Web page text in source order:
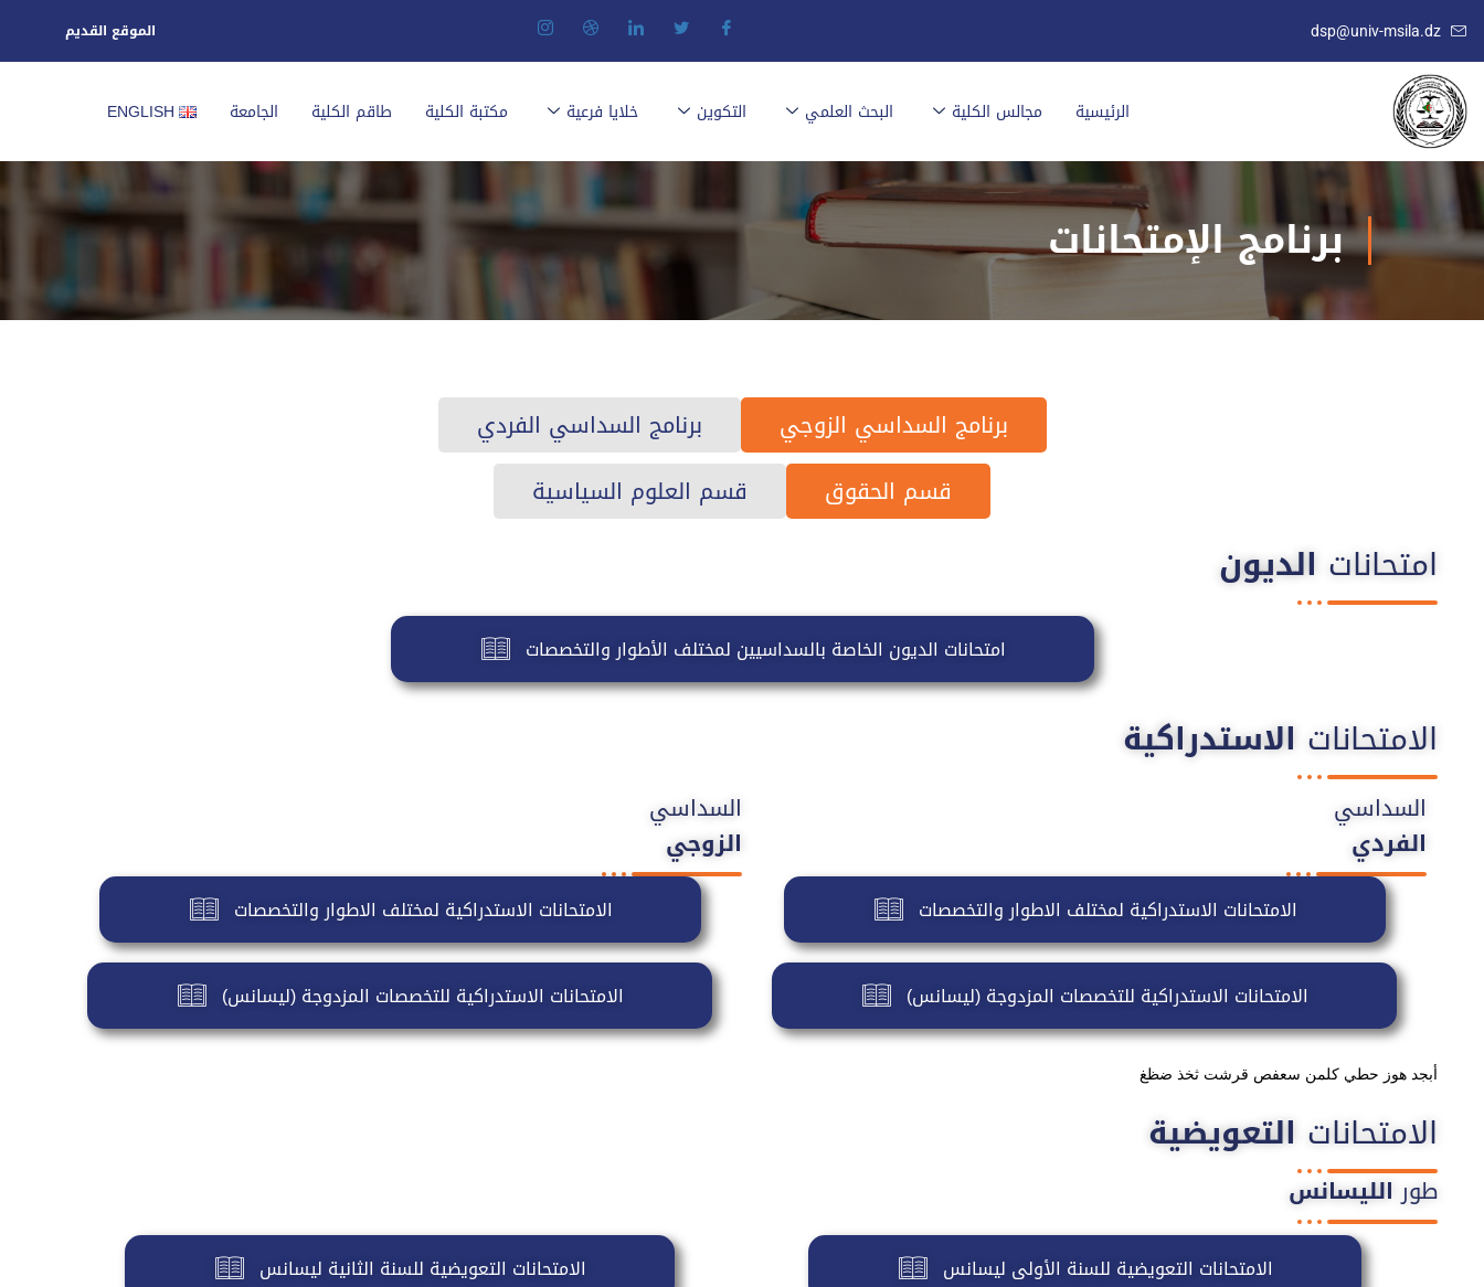
dsp@univ-msila.dz الموقع القديم
الرئيسية مجالس الكلية البحث العلمي التكوين خلايا فرعية مكتبة الكلية طاقم الكلية الجامعة ENGLISH
برنامج الإمتحانات
برنامج السداسي الزوجي
برنامج السداسي الفردي
قسم الحقوق
قسم العلوم السياسية
امتحانات الديون
امتحانات الديون الخاصة بالسداسيين لمختلف الأطوار والتخصصات
الامتحانات الاستدراكية
السداسي
الفردي
السداسي
الزوجي
الامتحانات الاستدراكية لمختلف الاطوار والتخصصات الامتحانات الاستدراكية لمختلف الاطوار والتخصصات
الامتحانات الاستدراكية للتخصصات المزدوجة (ليسانس) الامتحانات الاستدراكية للتخصصات المزدوجة (ليسانس)
أبجد هوز حطي كلمن سعفص قرشت ثخذ ضظغ
الامتحانات التعويضية
طور الليسانس
الامتحانات التعويضية للسنة الأولى ليسانس
الامتحانات التعويضية للسنة الثانية ليسانس